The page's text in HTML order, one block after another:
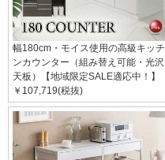
幅180cm・モイス使用の高級キッチ
ンカウンター（組み替え可能・光沢
天板）【地域限定SALE適応中！】
￥107,719(税抜)